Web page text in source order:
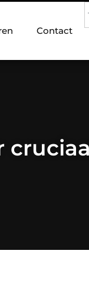
Contact